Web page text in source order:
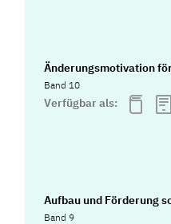
Änderungsmotivation
Band 10
Verfügbar als:
Aufbau und Förderung
Band 9